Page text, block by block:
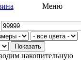
Меню
накопительную